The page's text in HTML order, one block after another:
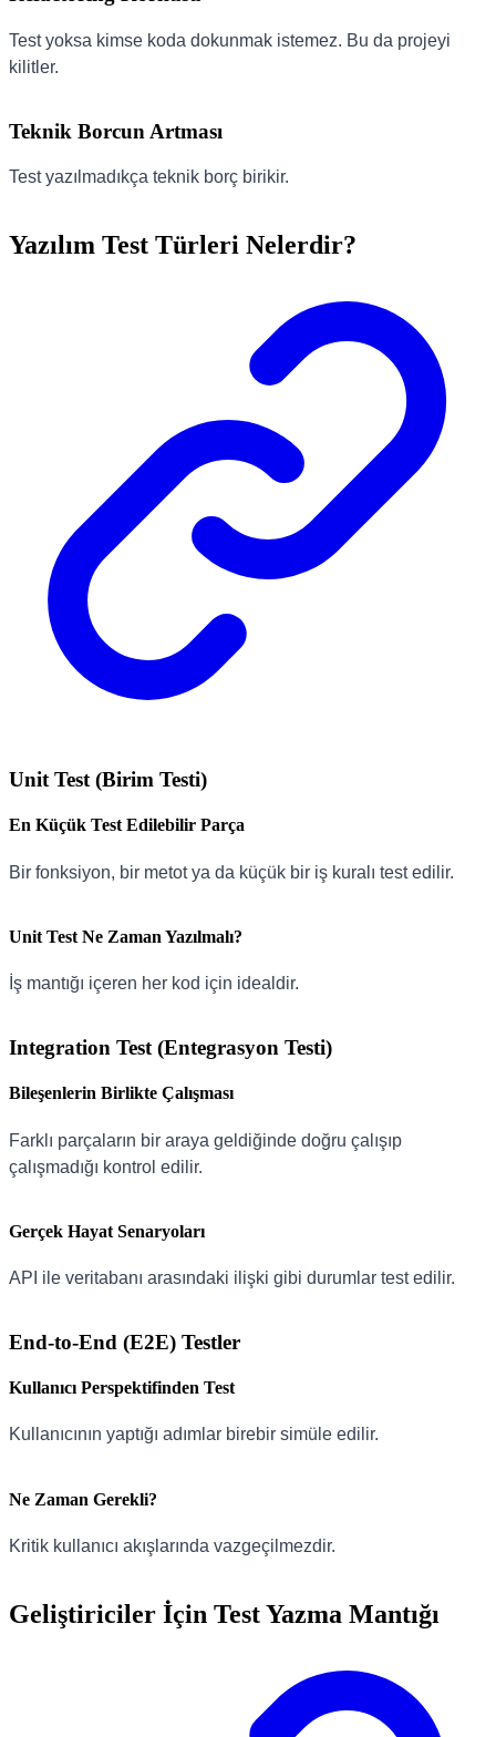
Test yoksa kimse koda dokunmak istemez. Bu da projeyi
kilitler.
Teknik Borcun Artması
Test yazılmadıkça teknik borç birikir.
Yazılım Test Türleri Nelerdir?
Unit Test (Birim Testi)
En Küçük Test Edilebilir Parça
Bir fonksiyon, bir metot ya da küçük bir iş kuralı test edilir.
Unit Test Ne Zaman Yazılmalı?
İş mantığı içeren her kod için idealdir.
Integration Test (Entegrasyon Testi)
Bileşenlerin Birlikte Çalışması
Farklı parçaların bir araya geldiğinde doğru çalışıp
çalışmadığı kontrol edilir.
Gerçek Hayat Senaryoları
API ile veritabanı arasındaki ilişki gibi durumlar test edilir.
End-to-End (E2E) Testler
Kullanıcı Perspektifinden Test
Kullanıcının yaptığı adımlar birebir simüle edilir.
Ne Zaman Gerekli?
Kritik kullanıcı akışlarında vazgeçilmezdir.
Geliştiriciler İçin Test Yazma Mantığı